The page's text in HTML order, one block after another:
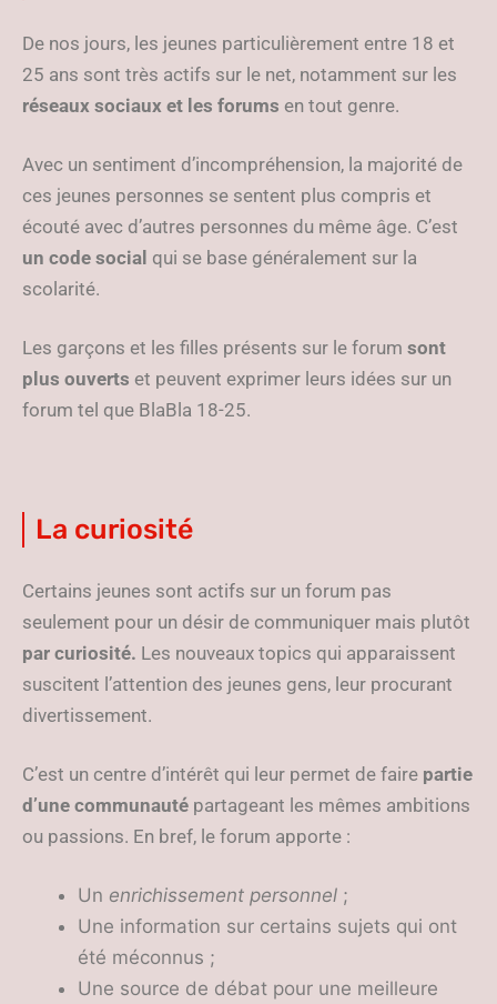
De nos jours, les jeunes particulièrement entre 18 et
25 ans sont très actifs sur le net, notamment sur les
réseaux sociaux et les forums en tout genre.
Avec un sentiment d’incompréhension, la majorité de
ces jeunes personnes se sentent plus compris et
écouté avec d’autres personnes du même âge. C’est
un code social qui se base généralement sur la
scolarité.
Les garçons et les filles présents sur le forum sont
plus ouverts et peuvent exprimer leurs idées sur un
forum tel que BlaBla 18-25.
La curiosité
Certains jeunes sont actifs sur un forum pas
seulement pour un désir de communiquer mais plutôt
par curiosité. Les nouveaux topics qui apparaissent
suscitent l’attention des jeunes gens, leur procurant
divertissement.
C’est un centre d’intérêt qui leur permet de faire partie
d’une communauté partageant les mêmes ambitions
ou passions. En bref, le forum apporte :
Un enrichissement personnel ;
Une information sur certains sujets qui ont
été méconnus ;
Une source de débat pour une meilleure